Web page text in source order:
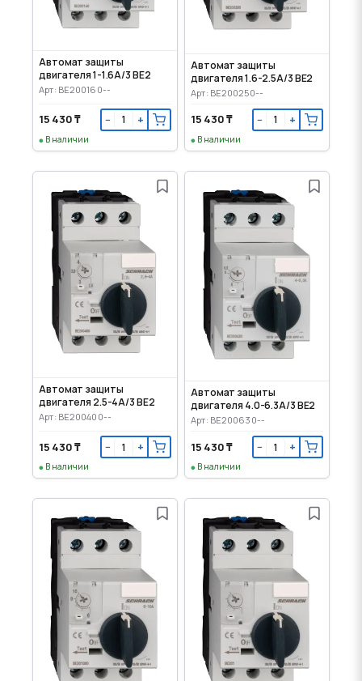
Автомат защиты
двигателя 1-1.6А/3 BE2
Арт: BE200160--
15 430 ₸ − +
В наличии
Автомат защиты
двигателя 1.6-2.5А/3 BE2
Арт: BE200250--
15 430 ₸ − +
В наличии
Автомат защиты
двигателя 2.5-4А/3 BE2
Арт: BE200400--
15 430 ₸ − +
В наличии
Автомат защиты
двигателя 4.0-6.3А/3 BE2
Арт: BE200630--
15 430 ₸ − +
В наличии